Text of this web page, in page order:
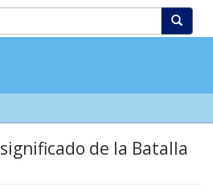
de la Batalla